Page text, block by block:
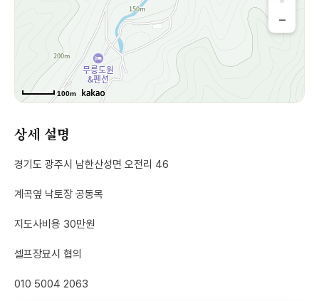
100m
−
상세 설명
경기도 광주시 남한산성면 오전리 46
계곡옆 낙토장 공동목
지도사비용 30만원
셀프장묘시 협의
010 5004 2063